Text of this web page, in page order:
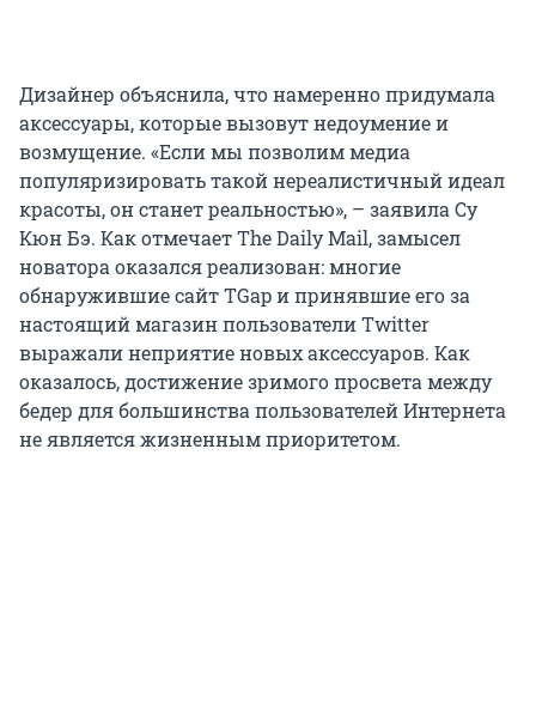
Дизайнер объяснила, что намеренно придумала
аксессуары, которые вызовут недоумение и
возмущение. «Если мы позволим медиа
популяризировать такой нереалистичный идеал
красоты, он станет реальностью», – заявила Су
Кюн Бэ. Как отмечает The Daily Mail, замысел
новатора оказался реализован: многие
обнаружившие сайт TGap и принявшие его за
настоящий магазин пользователи Twitter
выражали неприятие новых аксессуаров. Как
оказалось, достижение зримого просвета между
бедер для большинства пользователей Интернета
не является жизненным приоритетом.